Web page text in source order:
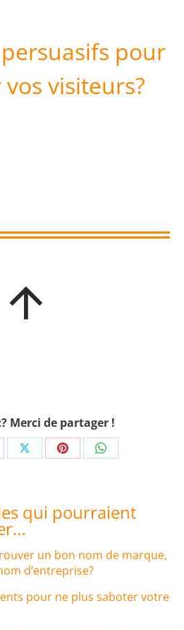
pour
visiteurs?
Merci de partager !
Share Share Share
qui pourraient
un bon nom de marque,
d’entreprise?
pour ne plus saboter votre